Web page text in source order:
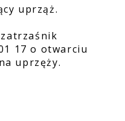
uprząż.
17 o otwarciu
uprzęży.